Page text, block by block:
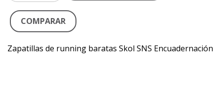
COMPARAR
Zapatillas de running baratas Skol SNS Encuadernación